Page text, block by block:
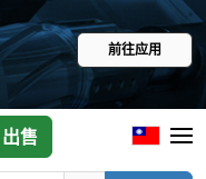
前往应用
出售